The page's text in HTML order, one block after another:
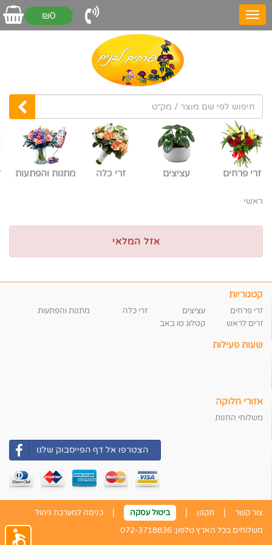
₪0
זרי פרחים עציצים זרי כלה מתנות והפתעות
ראשי
אזל המלאי
קטגוריות
זרי פרחים עציצים זרי כלה
מתנות והפתעות
זרים לראש
קטלוג טו באב
שעות פעילות
אזורי חלוקה
משלוחי החנות
הצטרפו אל דף הפייסבוק שלנו
צור קשר | תקנון | ביטול עסקה |
כניסה למערכת ניהול
משלוחים בכל הארץ טלפון: 072-3718836